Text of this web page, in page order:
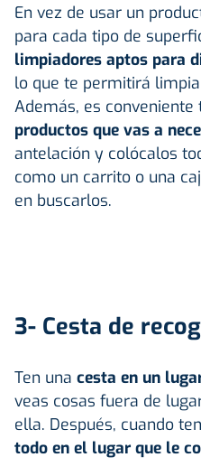
En vez de usar un
para cada tipo de
limpiadores aptos para
lo que te permitirá
Además, es conveniente
productos que vas a
antelación y colócalos
como un carrito o una
en buscarlos.
3- Cesta de
Ten una cesta en un
veas cosas fuera de
ella. Después, cuando
todo en el lugar que le